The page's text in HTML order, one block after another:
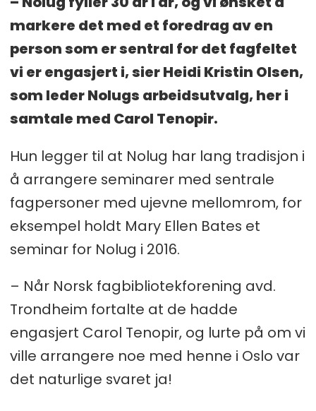
markere det med et foredrag av en
person som er sentral for det fagfeltet
vi er engasjert i, sier Heidi Kristin Olsen,
som leder Nolugs arbeidsutvalg, her i
samtale med Carol Tenopir.
Hun legger til at Nolug har lang tradisjon i
å arrangere seminarer med sentrale
fagpersoner med ujevne mellomrom, for
eksempel holdt Mary Ellen Bates et
seminar for Nolug i 2016.
– Når Norsk fagbibliotekforening avd.
Trondheim fortalte at de hadde
engasjert Carol Tenopir, og lurte på om vi
ville arrangere noe med henne i Oslo var
det naturlige svaret ja!